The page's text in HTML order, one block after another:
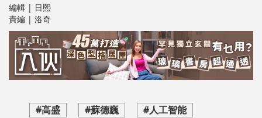
編輯 | 日熙
責編 | 洛奇
#高盛 #蘇德巍
#人工智能